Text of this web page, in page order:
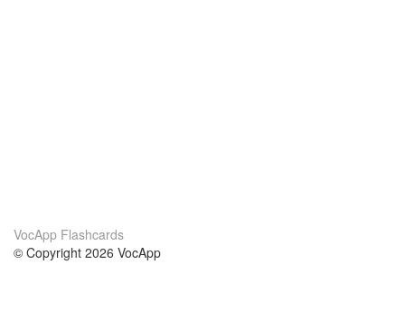
VocApp Flashcards
© Copyright 2026 VocApp